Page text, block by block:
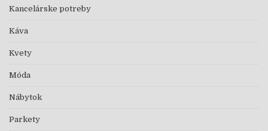
Kancelárske potreby
Káva
Kvety
Móda
Nábytok
Parkety